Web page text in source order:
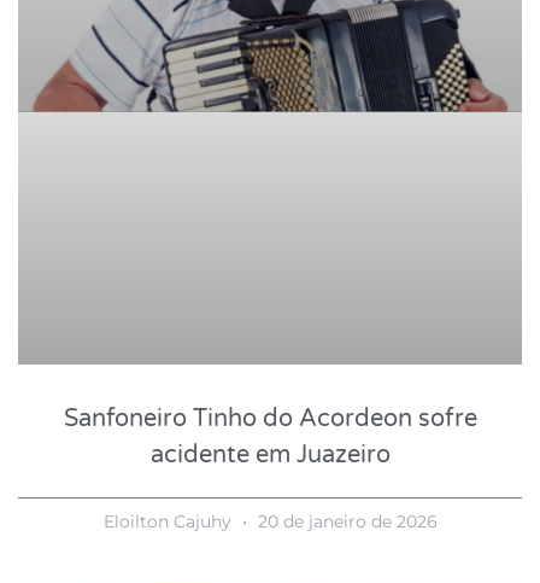
Sanfoneiro Tinho do Acordeon sofre
acidente em Juazeiro
Eloilton Cajuhy 20 de janeiro de 2026